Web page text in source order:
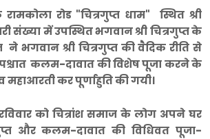
रोड "चित्रगुप्त धाम" स्थित श्री
संख्या में उपस्थित भगवान श्री चित्रगुप्त के
भगवान श्री चित्रगुप्त की वैदिक रीति से
कलम-दावात की विशेष पूजा करने के
कर पूर्णाहुति की गयी।
रविवार को चित्रांश समाज के लोग अपने घर
और कलम-दावात की विधिवत पूजा-